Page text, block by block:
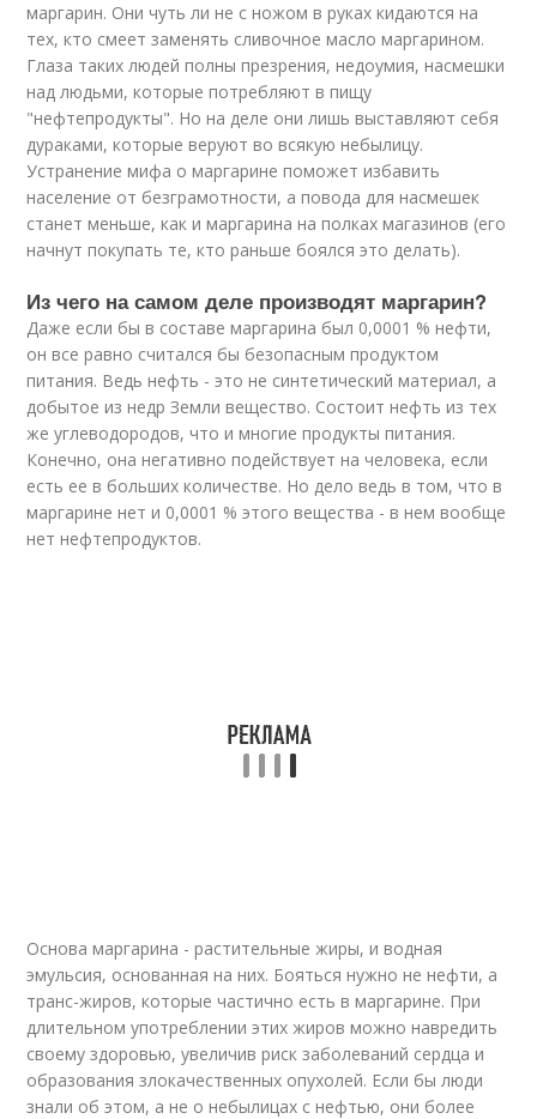
маргарин. Они чуть ли не с ножом в руках кидаются на
тех, кто смеет заменять сливочное масло маргарином.
Глаза таких людей полны презрения, недоумия, насмешки
над людьми, которые потребляют в пищу
"нефтепродукты". Но на деле они лишь выставляют себя
дураками, которые веруют во всякую небылицу.
Устранение мифа о маргарине поможет избавить
население от безграмотности, а повода для насмешек
станет меньше, как и маргарина на полках магазинов (его
начнут покупать те, кто раньше боялся это делать).
Из чего на самом деле производят маргарин?
Даже если бы в составе маргарина был 0,0001 % нефти,
он все равно считался бы безопасным продуктом
питания. Ведь нефть - это не синтетический материал, а
добытое из недр Земли вещество. Состоит нефть из тех
же углеводородов, что и многие продукты питания.
Конечно, она негативно подействует на человека, если
есть ее в больших количестве. Но дело ведь в том, что в
маргарине нет и 0,0001 % этого вещества - в нем вообще
нет нефтепродуктов.
Основа маргарина - растительные жиры, и водная
эмульсия, основанная на них. Бояться нужно не нефти, а
транс-жиров, которые частично есть в маргарине. При
длительном употреблении этих жиров можно навредить
своему здоровью, увеличив риск заболеваний сердца и
образования злокачественных опухолей. Если бы люди
знали об этом, а не о небылицах с нефтью, они более